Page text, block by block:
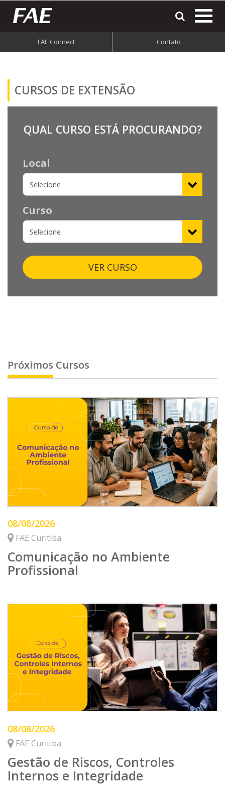
FAE Connect Contato
CURSOS DE EXTENSÃO
QUAL CURSO ESTÁ PROCURANDO?
Local
Curso
VER CURSO
Próximos Cursos
08/08/2026
FAE Curitiba
Comunicação no Ambiente
Profissional
08/08/2026
FAE Curitiba
Gestão de Riscos, Controles
Internos e Integridade